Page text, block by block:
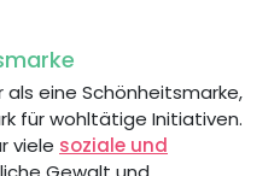
als eine Schönheitsmarke,
für wohltätige Initiativen.
viele soziale und